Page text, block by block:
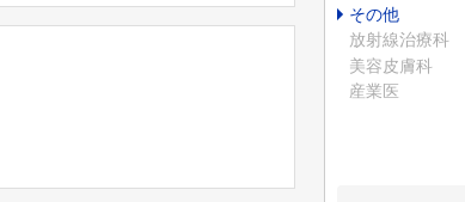
その他
放射線治療科
美容皮膚科
産業医